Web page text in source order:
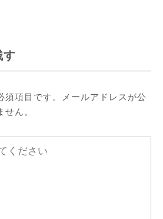
す
須項目です。メールアドレスが公
ん。